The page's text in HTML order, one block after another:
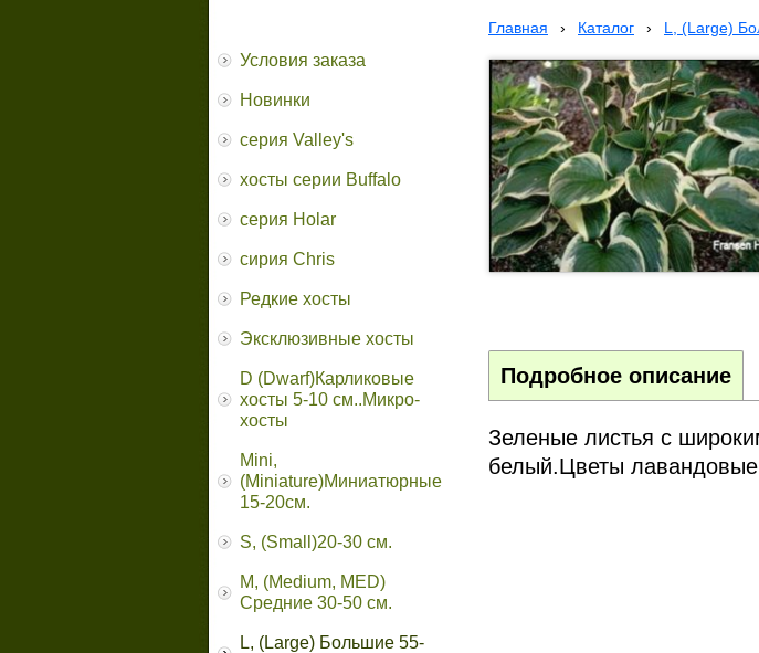
Условия заказа
Новинки
серия Valley's
хосты серии Buffalo
серия Holar
сирия Chris
Редкие хосты
Эксклюзивные хосты
D (Dwarf)Карликовые
хосты 5-10 см..Микро-
хосты
Mini,
(Miniature)Миниатюрные
15-20см.
S, (Small)20-30 см.
M, (Medium, MED)
Средние 30-50 см.
L, (Large) Большие 55-
Главная › Каталог › L, (Large)
Подробное описание
Зеленые листья с
белый.Цветы